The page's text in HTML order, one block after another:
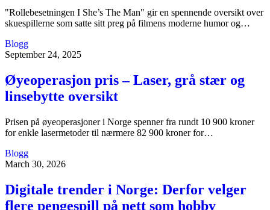
"Rollebesetningen I She’s The Man" gir en spennende oversikt over
skuespillerne som satte sitt preg på filmens moderne humor og…
Blogg
September 24, 2025
Øyeoperasjon pris – Laser, grå stær og
linsebytte oversikt
Prisen på øyeoperasjoner i Norge spenner fra rundt 10 900 kroner
for enkle lasermetoder til nærmere 82 900 kroner for…
Blogg
March 30, 2026
Digitale trender i Norge: Derfor velger
flere pengespill på nett som hobby